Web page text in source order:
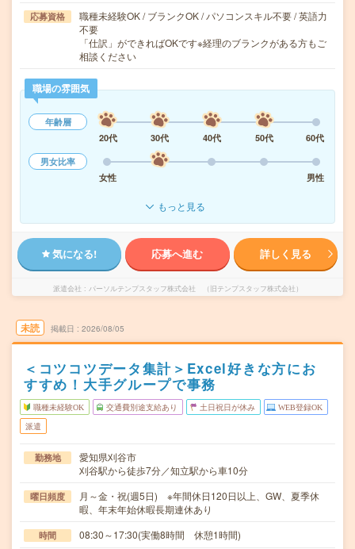
応募資格
職種未経験OK / ブランクOK / パソコンスキル不要 / 英語力
不要
「仕訳」ができればOKです※経理のブランクがある方もご
相談ください
職場の雰囲気
年齢層
20代
30代 40代 50代
60代
男女比率
女性
男性
もっと見る
気になる! 応募へ進む 詳しく見る
派遣会社 パーソルテンプスタッフ株式会社 （旧テンプスタッフ株式会社）
未読 掲載日 2026/08/05
＜コツコツデータ集計＞Excel好きな方にお
すすめ！大手グループで事務
職種未経験OK 交通費別途支給あり 土日祝日が休み WEB登録OK
派遣
勤務地
愛知県刈谷市
刈谷駅から徒歩7分／知立駅から車10分
曜日頻度
月～金・祝(週5日) ※年間休日120日以上、GW、夏季休
暇、年末年始休暇長期連休あり
時間 08:30～17:30(実働8時間 休憩1時間)